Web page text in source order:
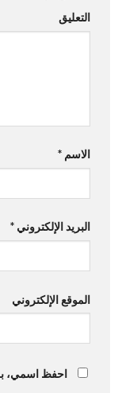
التعليق
الاسم *
البريد الإلكتروني *
الموقع الإلكتروني
احفظ اسمي،